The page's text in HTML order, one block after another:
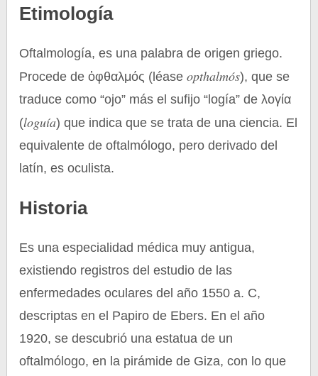
Etimología
Oftalmología, es una palabra de origen griego.
Procede de ὀφθαλμός (léaseopthalmós), que se
traduce como “ojo” más el sufijo “logía” de λογία
(loguía) que indica que se trata de una ciencia. El
equivalente de oftalmólogo, pero derivado del
latín, es oculista.
Historia
Es una especialidad médica muy antigua,
existiendo registros del estudio de las
enfermedades oculares del año 1550 a. C,
descriptas en el Papiro de Ebers. En el año
1920, se descubrió una estatua de un
oftalmólogo, en la pirámide de Giza, con lo que